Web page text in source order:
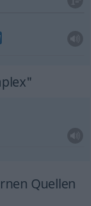
Quellen